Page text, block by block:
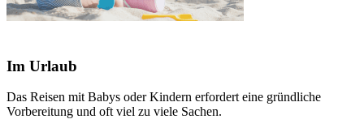
Im Urlaub
Das Reisen mit Babys oder Kindern erfordert eine gründliche
Vorbereitung und oft viel zu viele Sachen.